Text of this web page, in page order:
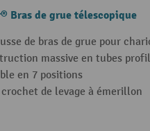
Bras de grue télescopique
de bras de grue pour
massive en tubes
en 7 positions
de levage à émerillon